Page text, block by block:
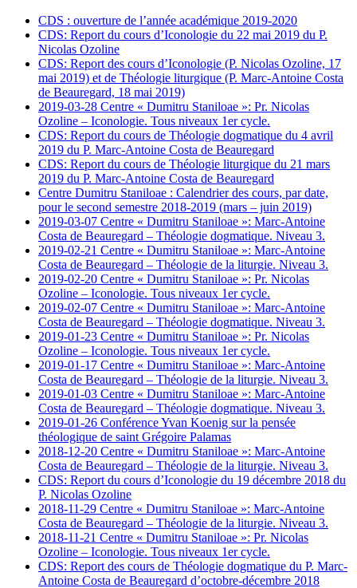
CDS : ouverture de l’année académique 2019-2020
CDS: Report du cours d’Iconologie du 22 mai 2019 du P.
Nicolas Ozoline
CDS: Report des cours d’Iconologie (P. Nicolas Ozoline, 17
mai 2019) et de Théologie liturgique (P. Marc-Antoine Costa
de Beauregard, 18 mai 2019)
2019-03-28 Centre « Dumitru Staniloae »: Pr. Nicolas
Ozoline – Iconologie. Tous niveaux 1er cycle.
CDS: Report du cours de Théologie dogmatique du 4 avril
2019 du P. Marc-Antoine Costa de Beauregard
CDS: Report du cours de Théologie liturgique du 21 mars
2019 du P. Marc-Antoine Costa de Beauregard
Centre Dumitru Staniloae : Calendrier des cours, par date,
pour le second semestre 2018-2019 (mars – juin 2019)
2019-03-07 Centre « Dumitru Staniloae »: Marc-Antoine
Costa de Beauregard – Théologie dogmatique. Niveau 3.
2019-02-21 Centre « Dumitru Staniloae »: Marc-Antoine
Costa de Beauregard – Théologie de la liturgie. Niveau 3.
2019-02-20 Centre « Dumitru Staniloae »: Pr. Nicolas
Ozoline – Iconologie. Tous niveaux 1er cycle.
2019-02-07 Centre « Dumitru Staniloae »: Marc-Antoine
Costa de Beauregard – Théologie dogmatique. Niveau 3.
2019-01-23 Centre « Dumitru Staniloae »: Pr. Nicolas
Ozoline – Iconologie. Tous niveaux 1er cycle.
2019-01-17 Centre « Dumitru Staniloae »: Marc-Antoine
Costa de Beauregard – Théologie de la liturgie. Niveau 3.
2019-01-03 Centre « Dumitru Staniloae »: Marc-Antoine
Costa de Beauregard – Théologie dogmatique. Niveau 3.
2019-01-26 Conférence Yvan Koenig sur la pensée
théologique de saint Grégoire Palamas
2018-12-20 Centre « Dumitru Staniloae »: Marc-Antoine
Costa de Beauregard – Théologie de la liturgie. Niveau 3.
CDS: Report du cours d’Iconologie du 19 décembre 2018 du
P. Nicolas Ozoline
2018-11-29 Centre « Dumitru Staniloae »: Marc-Antoine
Costa de Beauregard – Théologie de la liturgie. Niveau 3.
2018-11-21 Centre « Dumitru Staniloae »: Pr. Nicolas
Ozoline – Iconologie. Tous niveaux 1er cycle.
CDS: Report des cours de Théologie dogmatique du P. Marc-
Antoine Costa de Beauregard d’octobre-décembre 2018